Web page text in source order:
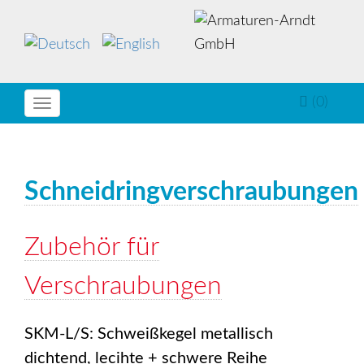
Toggle
(0)
Schneidringverschraubungen
Zubehör für
Verschraubungen
SKM-L/S: Schweißkegel metallisch
dichtend, lecihte + schwere Reihe